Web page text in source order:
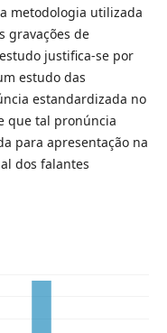
metodologia utilizada
gravações de
justifica-se por
estudo das
estandardizada no
que tal pronúncia
para apresentação na
dos falantes